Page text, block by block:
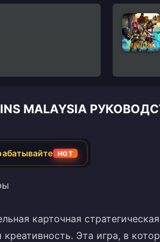
MALAYSIA
HOT
карточная
креативность. Эта игра, в